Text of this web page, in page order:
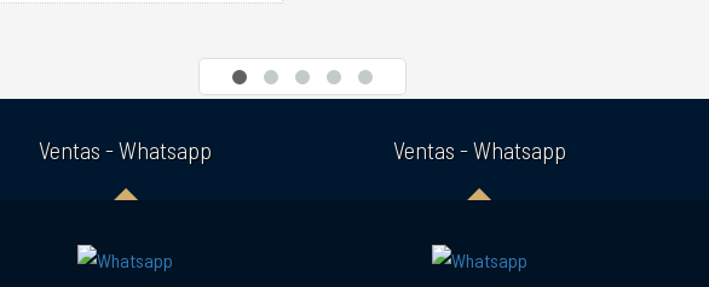
Ventas - Whatsapp Ventas - Whatsapp